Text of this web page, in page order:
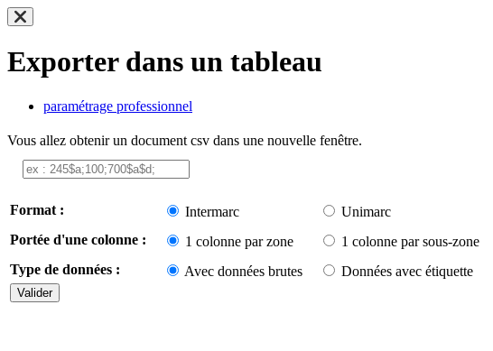
Exporter dans un tableau
paramétrage professionnel
Vous allez obtenir un document csv dans une nouvelle fenêtre.
Format : Intermarc
Unimarc
Portée d'une colonne :
1 colonne par zone
1 colonne par sous-zone
Type de données :
Avec données brutes Données avec étiquette